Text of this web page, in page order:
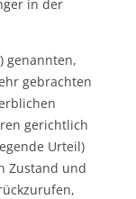
in der
genannten,
gebrachten
gerichtlich
Urteil)
Zustand und